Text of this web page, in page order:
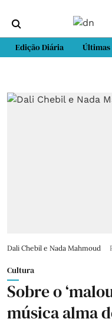
Edição Diária Últimas
Dali Chebil e Nada Mahmoud
Cultura
Sobre o
música alma